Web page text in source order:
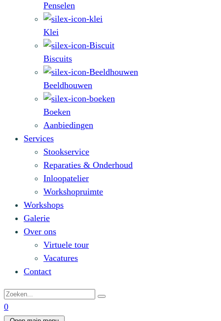
Penselen
Klei
Biscuits
Beeldhouwen
Boeken
Aanbiedingen
Services
Stookservice
Reparaties & Onderhoud
Inloopatelier
Workshopruimte
Workshops
Galerie
Over ons
Virtuele tour
Vacatures
Contact
0